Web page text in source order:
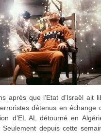
après que l’Etat d’Israël ait
détenus en échange
d’EL AL détourné en
Seulement depuis cette